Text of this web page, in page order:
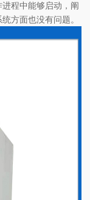
程中能够启动，阐
方面也没有问题。